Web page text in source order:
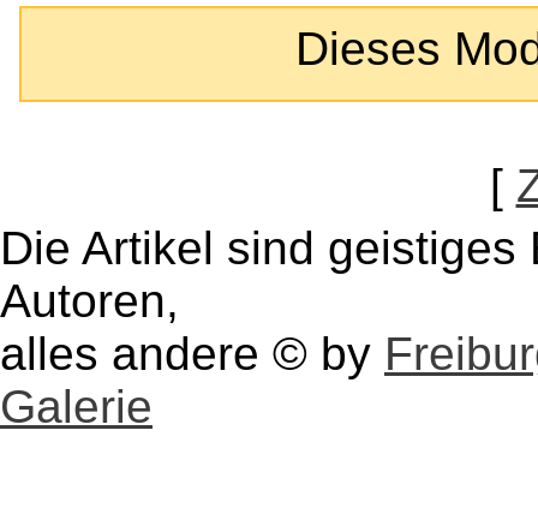
Dieses
[
Die Artikel sind
Autoren,
alles andere © by
Galerie